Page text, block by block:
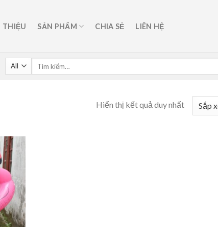
THIỆU SẢN PHẨM CHIA SẺ LIÊN HỆ
Hiển thị kết quả duy nhất
to